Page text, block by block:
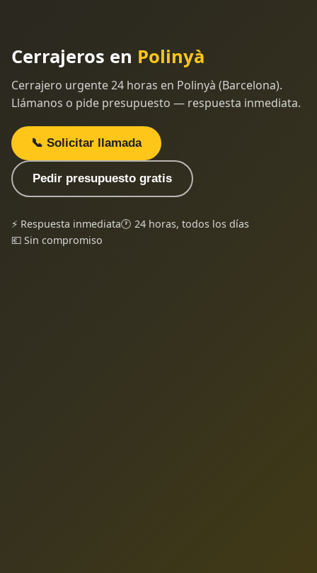
Cerrajeros en Polinyà
Cerrajero urgente 24 horas en Polinyà (Barcelona).
Llámanos o pide presupuesto — respuesta inmediata.
📞 Solicitar llamada
Pedir presupuesto gratis
⚡ Respuesta inmediata🕐 24 horas, todos los días
💶 Sin compromiso